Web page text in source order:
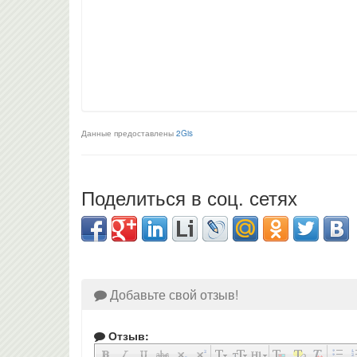
Данные предоставлены 2Gis
Поделиться в соц. сетях
Добавьте свой отзыв!
Отзыв: